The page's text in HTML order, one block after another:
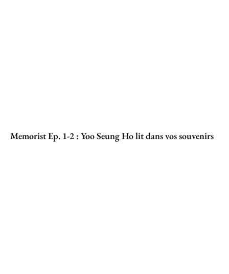
Memorist Ep. 1-2 : Yoo Seung Ho lit dans vos souvenirs